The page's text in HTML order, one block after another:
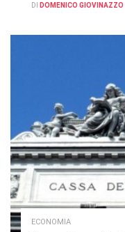
DI DOMENICO GIOVINAZZO
ECONOMIA